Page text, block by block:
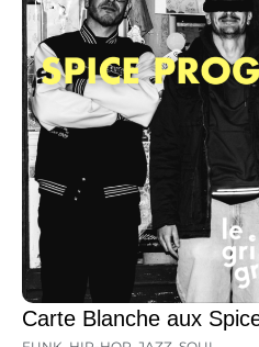
Carte Blanche aux